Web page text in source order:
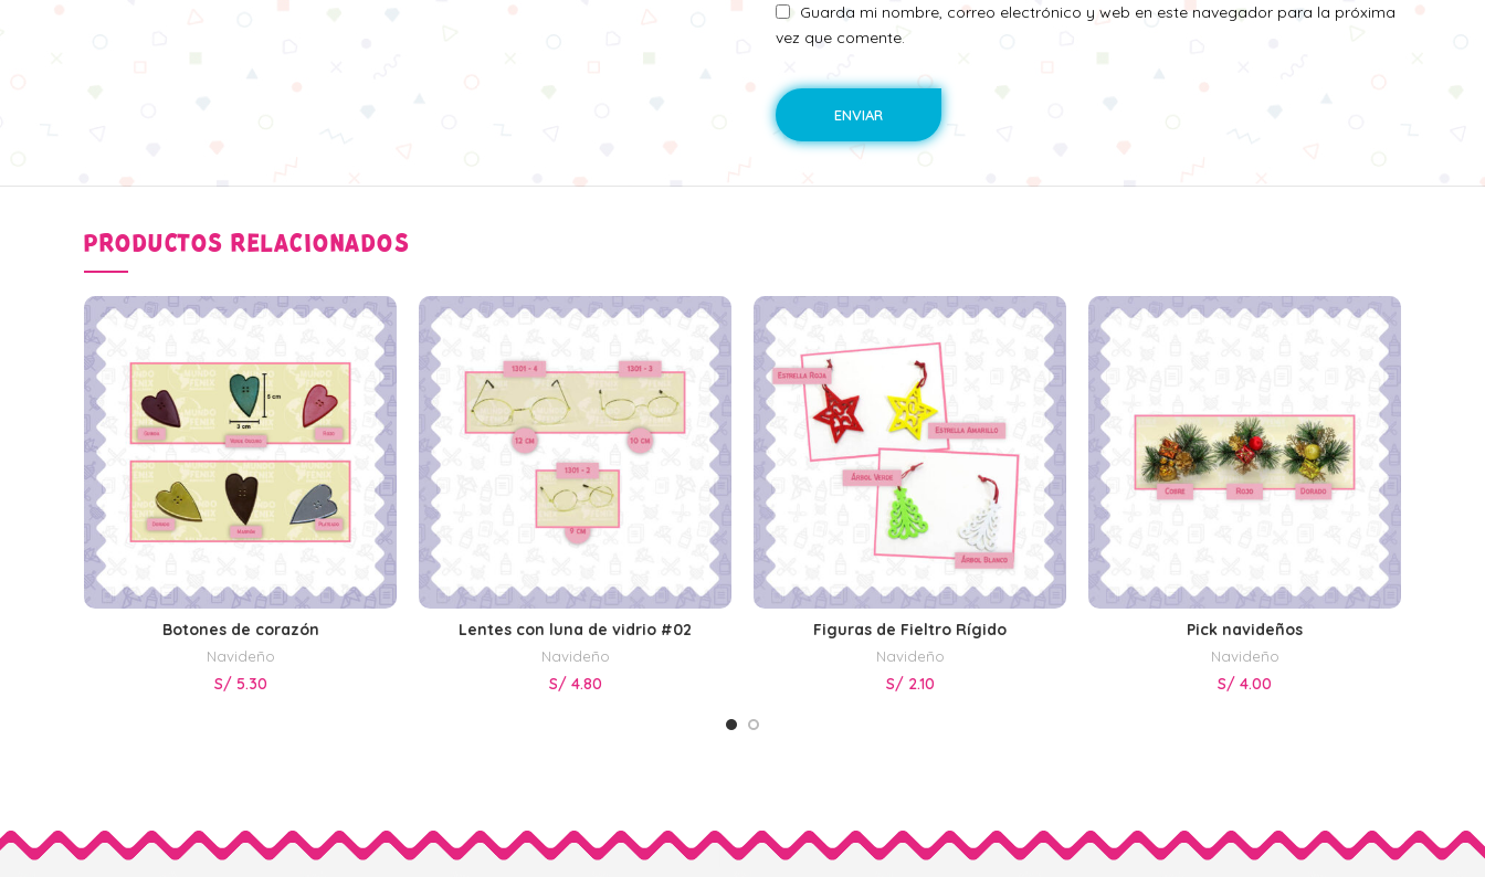
Guarda mi nombre, correo electrónico y web en este navegador para la próxima
vez que comente.
PRODUCTOS RELACIONADOS
SELECCIONAR OPCIONES
Botones de corazón
Navideño
S/ 5.30
SELECCIONAR OPCIONES
Lentes con luna de vidrio #02
Navideño
S/ 4.80
SELECCIONAR OPCIONES
Figuras de Fieltro Rígido
Navideño
S/ 2.10
SELECCIONAR OPCIONES
Pick navideños
Navideño
S/ 4.00